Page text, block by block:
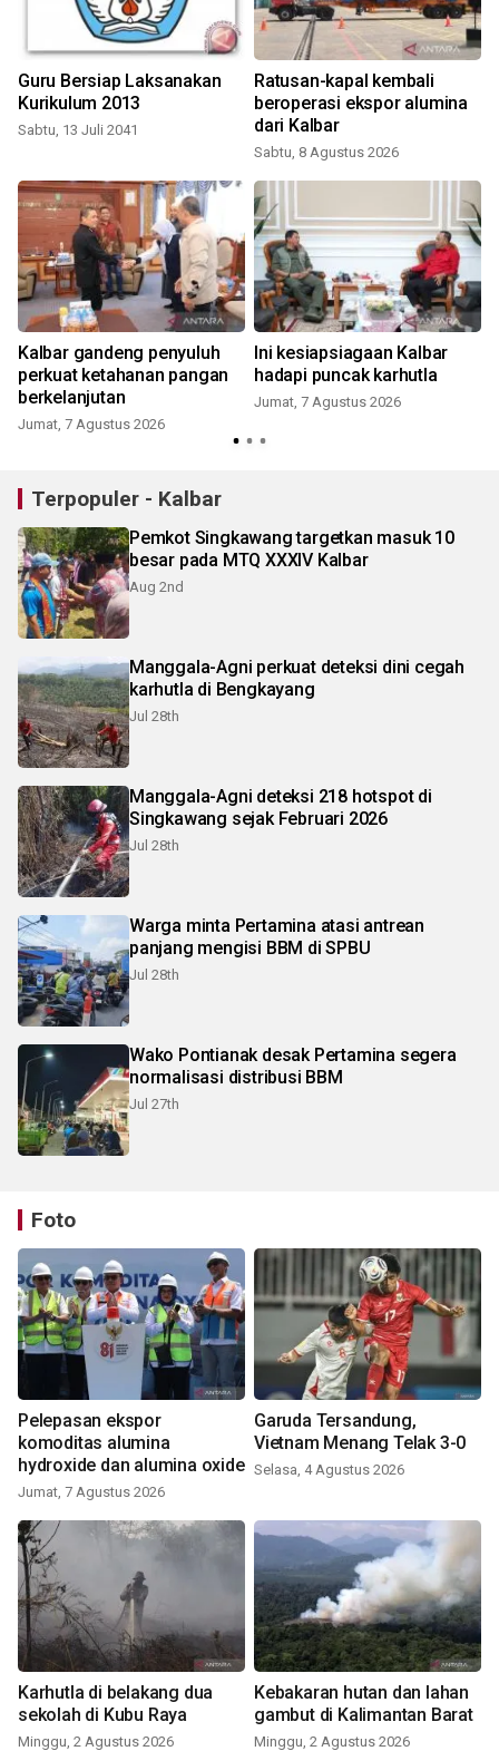
Guru Bersiap Laksanakan
Kurikulum 2013
Sabtu, 13 Juli 2041
Ratusan-kapal kembali
beroperasi ekspor alumina
dari Kalbar
Sabtu, 8 Agustus 2026
Kalbar gandeng penyuluh
perkuat ketahanan pangan
berkelanjutan
Jumat, 7 Agustus 2026
Ini kesiapsiagaan Kalbar
hadapi puncak karhutla
Jumat, 7 Agustus 2026
Terpopuler - Kalbar
Pemkot Singkawang targetkan masuk 10
besar pada MTQ XXXIV Kalbar
Aug 2nd
Manggala-Agni perkuat deteksi dini cegah
karhutla di Bengkayang
Jul 28th
Manggala-Agni deteksi 218 hotspot di
Singkawang sejak Februari 2026
Jul 28th
Warga minta Pertamina atasi antrean
panjang mengisi BBM di SPBU
Jul 28th
Wako Pontianak desak Pertamina segera
normalisasi distribusi BBM
Jul 27th
Foto
Pelepasan ekspor
komoditas alumina
hydroxide dan alumina oxide
Jumat, 7 Agustus 2026
Garuda Tersandung,
Vietnam Menang Telak 3-0
Selasa, 4 Agustus 2026
Karhutla di belakang dua
sekolah di Kubu Raya
Minggu, 2 Agustus 2026
Kebakaran hutan dan lahan
gambut di Kalimantan Barat
Minggu, 2 Agustus 2026